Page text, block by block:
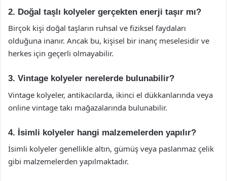
2. Doğal taşlı kolyeler gerçekten enerji taşır mı?
Birçok kişi doğal taşların ruhsal ve fiziksel faydaları
olduğuna inanır. Ancak bu, kişisel bir inanç meselesidir ve
herkes için geçerli olmayabilir.
3. Vintage kolyeler nerelerde bulunabilir?
Vintage kolyeler, antikacılarda, ikinci el dükkanlarında veya
online vintage takı mağazalarında bulunabilir.
4. İsimli kolyeler hangi malzemelerden yapılır?
İsimli kolyeler genellikle altın, gümüş veya paslanmaz çelik
gibi malzemelerden yapılmaktadır.